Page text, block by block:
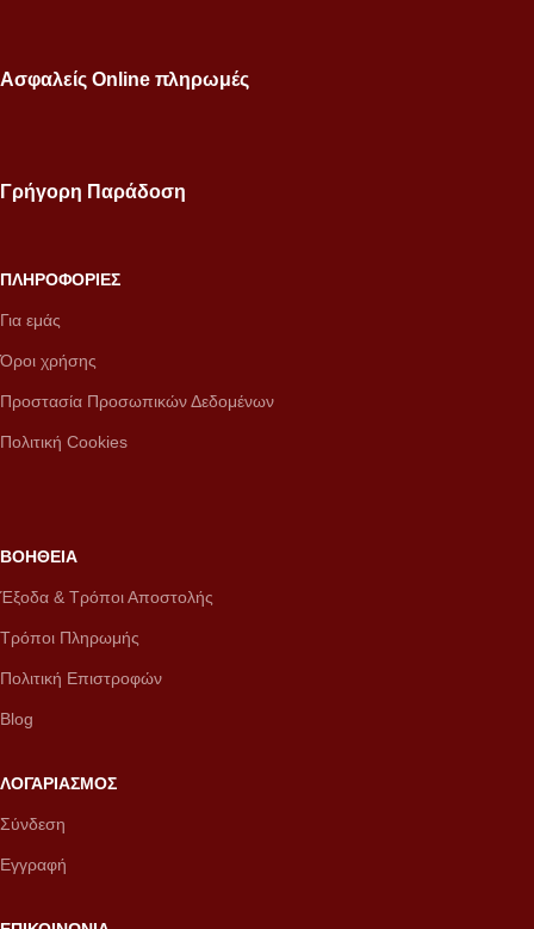
Ασφαλείς Online πληρωμές
Γρήγορη Παράδοση
ΠΛΗΡΟΦΟΡΙΕΣ
Για εμάς
Όροι χρήσης
Προστασία Προσωπικών Δεδομένων
Πολιτική Cookies
ΒΟΗΘΕΙΑ
Έξοδα & Τρόποι Αποστολής
Τρόποι Πληρωμής
Πολιτική Επιστροφών
Blog
ΛΟΓΑΡΙΑΣΜΟΣ
Σύνδεση
Εγγραφή